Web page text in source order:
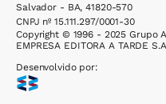
Salvador - BA, 41820-570
CNPJ nº 15.111.297/0001-30
Copyright © 1996 - 2025 Grupo
EMPRESA EDITORA A TARDE
Desenvolvido por: